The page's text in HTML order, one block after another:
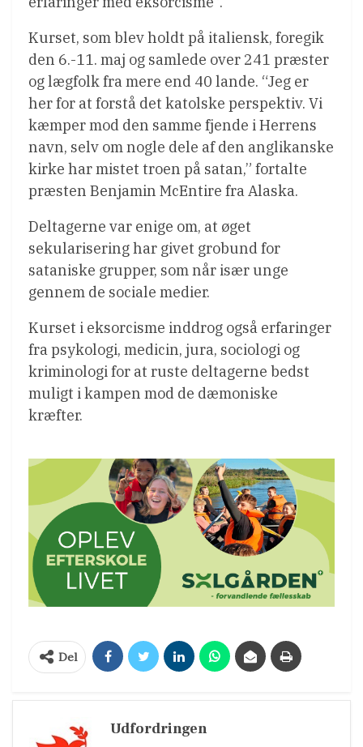
Kurset, som blev holdt på italiensk, foregik
den 6.-11. maj og samlede over 241 præster
og lægfolk fra mere end 40 lande. “Jeg er
her for at forstå det katolske perspektiv. Vi
kæmper mod den samme fjende i Herrens
navn, selv om nogle dele af den anglikanske
kirke har mistet troen på satan,” fortalte
præsten Benjamin McEntire fra Alaska.
Deltagerne var enige om, at øget
sekularisering har givet grobund for
sataniske grupper, som når især unge
gennem de sociale medier.
Kurset i eksorcisme inddrog også erfaringer
fra psykologi, medicin, jura, sociologi og
kriminologi for at ruste deltagerne bedst
muligt i kampen mod de dæmoniske
kræfter.
Del
Udfordringen